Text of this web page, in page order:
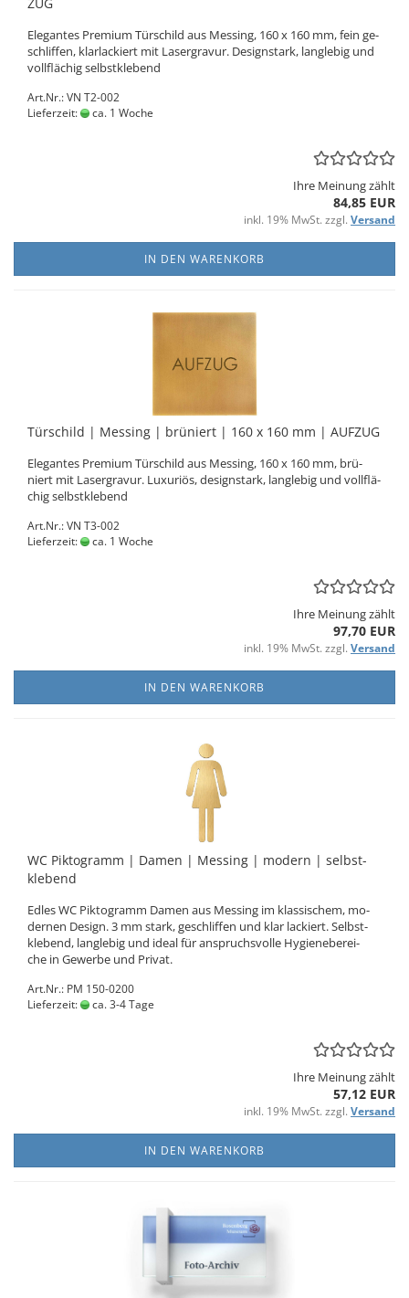
Ele­gan­tes Pre­mi­um Tür­schild aus Mes­sing, 160 x 160 mm, fein ge­
schlif­fen, klar­la­ckiert mit La­ser­gra­vur. De­sign­stark, lang­le­big und
voll­flä­chig selbst­kle­bend
Art.Nr.: VN T2-002
Lieferzeit:
ca. 1 Woche
Ihre Meinung zählt
84,85 EUR
inkl. 19% MwSt. zzgl. Versand
IN DEN WARENKORB
Tür­schild | Mes­sing | brü­niert | 160 x 160 mm | AUF­ZUG
Ele­gan­tes Pre­mi­um Tür­schild aus Mes­sing, 160 x 160 mm, brü­
niert mit La­ser­gra­vur. Lu­xu­ri­ös, de­sign­stark, lang­le­big und voll­flä­
chig selbst­kle­bend
Art.Nr.: VN T3-002
Lieferzeit:
ca. 1 Woche
Ihre Meinung zählt
97,70 EUR
inkl. 19% MwSt. zzgl. Versand
IN DEN WARENKORB
WC Pik­to­gramm | Damen | Mes­sing | mo­dern | selbst­
kle­bend
Edles WC Pik­to­gramm Damen aus Mes­sing im klas­si­schem, mo­
der­nen De­sign. 3 mm stark, ge­schlif­fen und klar la­ckiert. Selbst­
kle­bend, lang­le­big und ideal für an­spruchs­vol­le Hy­gie­ne­be­rei­
che in Ge­wer­be und Pri­vat.
Art.Nr.: PM 150-0200
Lieferzeit:
ca. 3-4 Tage
Ihre Meinung zählt
57,12 EUR
inkl. 19% MwSt. zzgl. Versand
IN DEN WARENKORB